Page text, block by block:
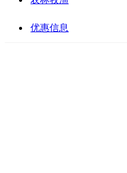
优惠信息